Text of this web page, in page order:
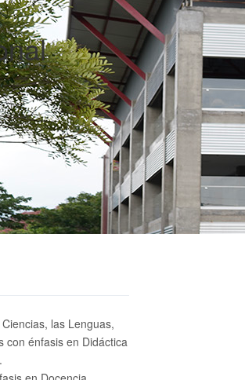
las Lenguas,
con énfasis en Didáctica